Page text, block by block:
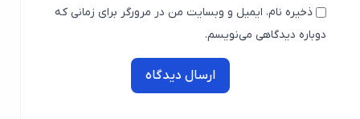
ذخیره نام، ایمیل و وبسایت من در مرورگر برای زمانی که
دوباره دیدگاهی می‌نویسم.
ارسال دیدگاه